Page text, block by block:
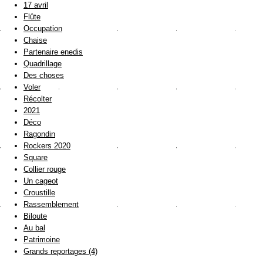
17 avril
Flûte
Occupation
Chaise
Partenaire enedis
Quadrillage
Des choses
Voler
Récolter
2021
Déco
Ragondin
Rockers 2020
Square
Collier rouge
Un cageot
Croustille
Rassemblement
Biloute
Au bal
Patrimoine
Grands reportages (4)